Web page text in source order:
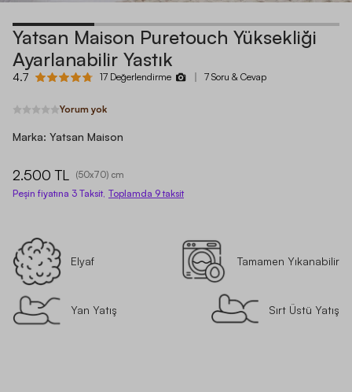
Yatsan Maison Puretouch Yüksekliği
Ayarlanabilir Yastık
4.7 17 Değerlendirme 7 Soru & Cevap
Yorum yok
Marka: Yatsan Maison
2.500 TL (50x70) cm
Peşin fiyatına 3 Taksit, Toplamda 9taksit
Elyaf Tamamen Yıkanabilir
Yan Yatış Sırt Üstü Yatış